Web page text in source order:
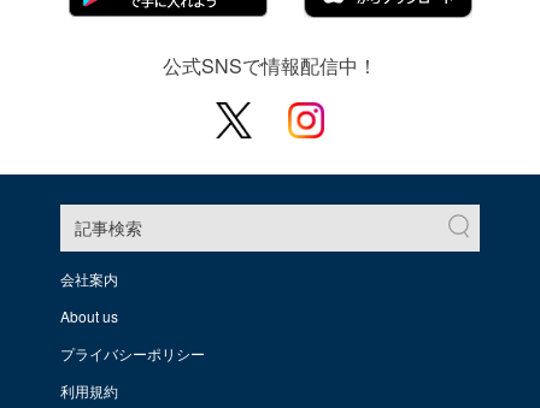
公式SNSで情報配信中！
記事検索
会社案内
About us
プライバシーポリシー
利用規約